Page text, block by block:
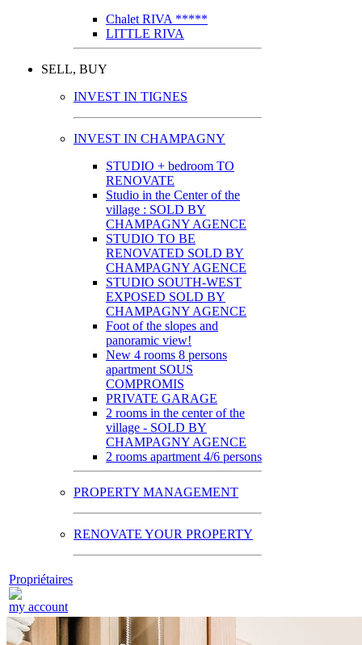
Chalet RIVA *****
LITTLE RIVA
SELL, BUY
INVEST IN TIGNES
INVEST IN CHAMPAGNY
STUDIO + bedroom TO
RENOVATE
Studio in the Center of the
village : SOLD BY
CHAMPAGNY AGENCE
STUDIO TO BE
RENOVATED SOLD BY
CHAMPAGNY AGENCE
STUDIO SOUTH-WEST
EXPOSED SOLD BY
CHAMPAGNY AGENCE
Foot of the slopes and
panoramic view!
New 4 rooms 8 persons
apartment SOUS
COMPROMIS
PRIVATE GARAGE
2 rooms in the center of the
village - SOLD BY
CHAMPAGNY AGENCE
2 rooms apartment 4/6 persons
PROPERTY MANAGEMENT
RENOVATE YOUR PROPERTY
Propriétaires
my account